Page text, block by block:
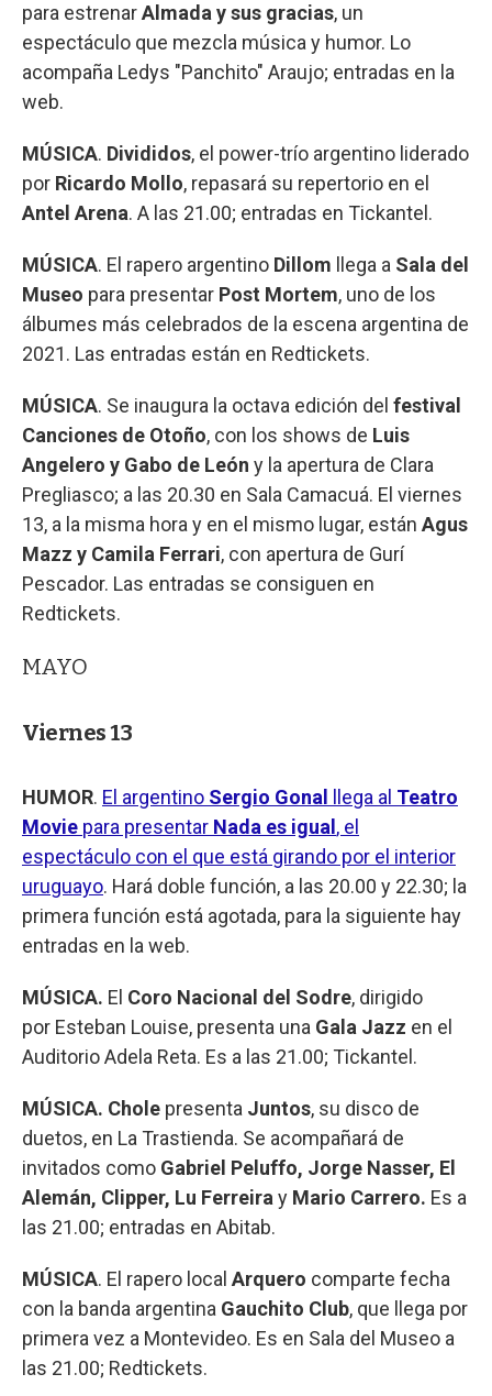
para estrenarAlmada y sus gracias, un
espectáculo que mezcla música y humor. Lo
acompaña Ledys "Panchito" Araujo; entradas en la
web.
MÚSICA. Divididos, el power-trío argentino liderado
por Ricardo Mollo, repasará su repertorio en el
Antel Arena. A las 21.00; entradas en Tickantel.
MÚSICA. El rapero argentino Dillom llega a Sala del
Museo para presentar Post Mortem, uno de los
álbumes más celebrados de la escena argentina de
2021. Las entradas están en Redtickets.
MÚSICA. Se inaugura la octava edición del festival
Canciones de Otoño, con los shows de Luis
Angelero y Gabo de León y la apertura de Clara
Pregliasco; a las 20.30 en Sala Camacuá. El viernes
13, a la misma hora y en el mismo lugar, están Agus
Mazz y Camila Ferrari, con apertura de Gurí
Pescador. Las entradas se consiguen en
Redtickets.
MAYO
Viernes 13
HUMOR. El argentino Sergio Gonal llega al Teatro
Movie para presentar Nada es igual , el
espectáculo con el que está girando por el interior
uruguayo. Hará doble función, a las 20.00 y 22.30; la
primera función está agotada, para la siguiente hay
entradas en la web.
MÚSICA. El Coro Nacional del Sodre, dirigido
por Esteban Louise, presenta una Gala Jazz en el
Auditorio Adela Reta. Es a las 21.00; Tickantel.
MÚSICA. Chole presenta Juntos, su disco de
duetos, en La Trastienda. Se acompañará de
invitados como Gabriel Peluffo, Jorge Nasser, El
Alemán, Clipper, Lu Ferreiray Mario Carrero. Es a
las 21.00; entradas en Abitab.
MÚSICA. El rapero local Arquero comparte fecha
con la banda argentina Gauchito Club, que llega por
primera vez a Montevideo. Es en Sala del Museo a
las 21.00; Redtickets.